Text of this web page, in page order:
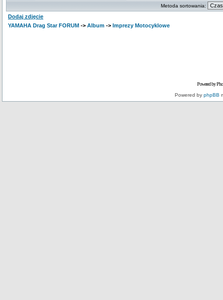
Metoda sortowania:
Dodaj zdjęcie
YAMAHA Drag Star FORUM -> Album -> Imprezy Motocyklowe
Powered by
Powered by phpBB